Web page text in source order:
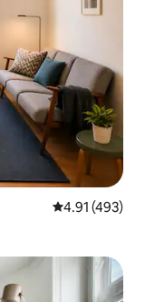
Calificación
4.91 (493)